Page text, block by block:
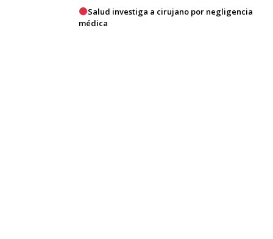
Salud investiga a cirujano por negligencia
médica